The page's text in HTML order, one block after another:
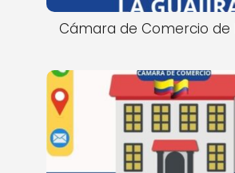
Cámara de Comercio de